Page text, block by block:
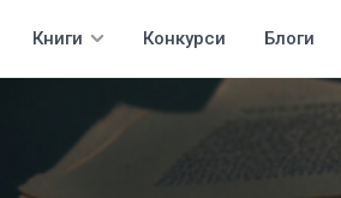
Книги Конкурси Блоги